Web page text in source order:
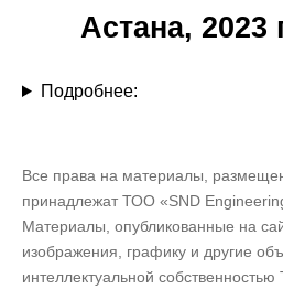
Астана, 2023
Подробнее:
Все права на материалы,
принадлежат ТОО «SND
Материалы, опубликованные на
изображения, графику и другие
интеллектуальной